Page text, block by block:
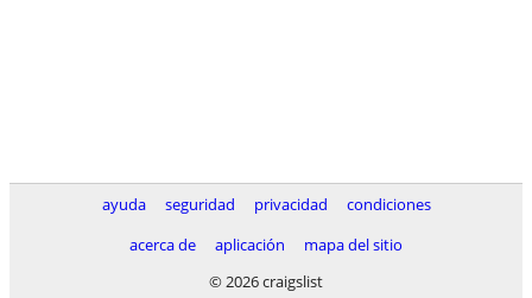
ayuda seguridad privacidad
condiciones
acerca de
aplicación
mapa del sitio
© 2026 craigslist